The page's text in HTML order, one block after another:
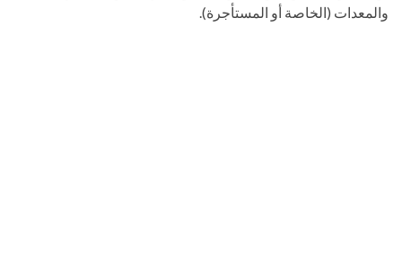
والمعدات (الخاصة أو المستأجرة).